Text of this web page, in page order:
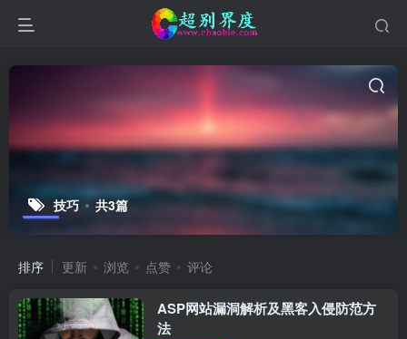
技巧 共3篇
排序 更新 浏览 点赞 评论
ASP网站漏洞解析及黑客入侵防范方
法